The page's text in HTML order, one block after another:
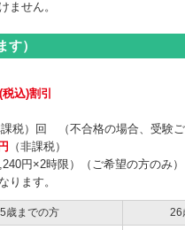
ません。
）
込)割引
課税）回 （不合格の場合、受験ご
（非課税）
円×2時限）（ご希望の方のみ）
ります。
歳までの方 26